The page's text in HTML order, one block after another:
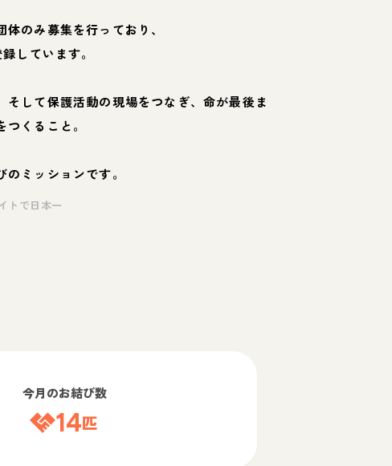
のみ募集を行っており、
しています。
そして保護活動の現場をつなぎ、命が最後ま
くること。
ミッションです。
トで日本一
今月のお結び数
14匹